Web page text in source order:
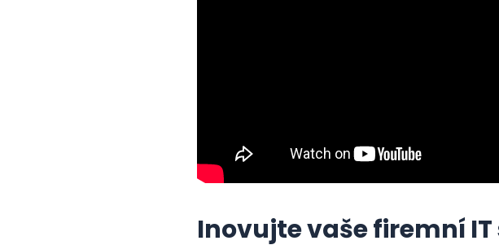
Inovujte vaše firemní